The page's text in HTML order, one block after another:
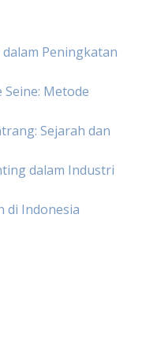
Peningkatan
Metode
Sejarah dan
dalam Industri
di Indonesia